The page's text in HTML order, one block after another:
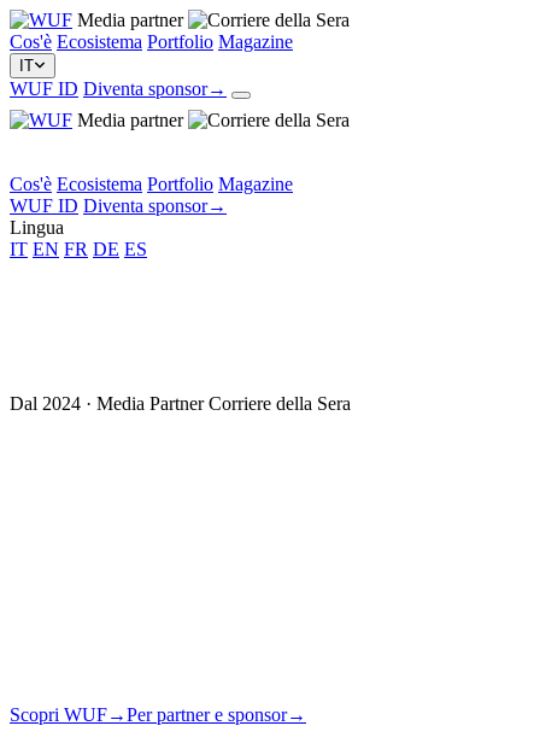
Media partner
Cos'è Ecosistema Portfolio Magazine
IT
WUF ID Diventa sponsor→
Media partner
Cos'è Ecosistema Portfolio Magazine
WUF ID Diventa sponsor→
Lingua
IT EN FR DE ES
Dal 2024 · Media Partner Corriere della Sera
Scopri WUF→Per partner e sponsor→